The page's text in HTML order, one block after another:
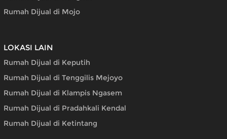
Rumah Dijual di Mojo
LOKASI LAIN
Rumah Dijual di Keputih
Rumah Dijual di Tenggilis Mejoyo
Rumah Dijual di Klampis Ngasem
Rumah Dijual di Pradahkali Kendal
Rumah Dijual di Ketintang